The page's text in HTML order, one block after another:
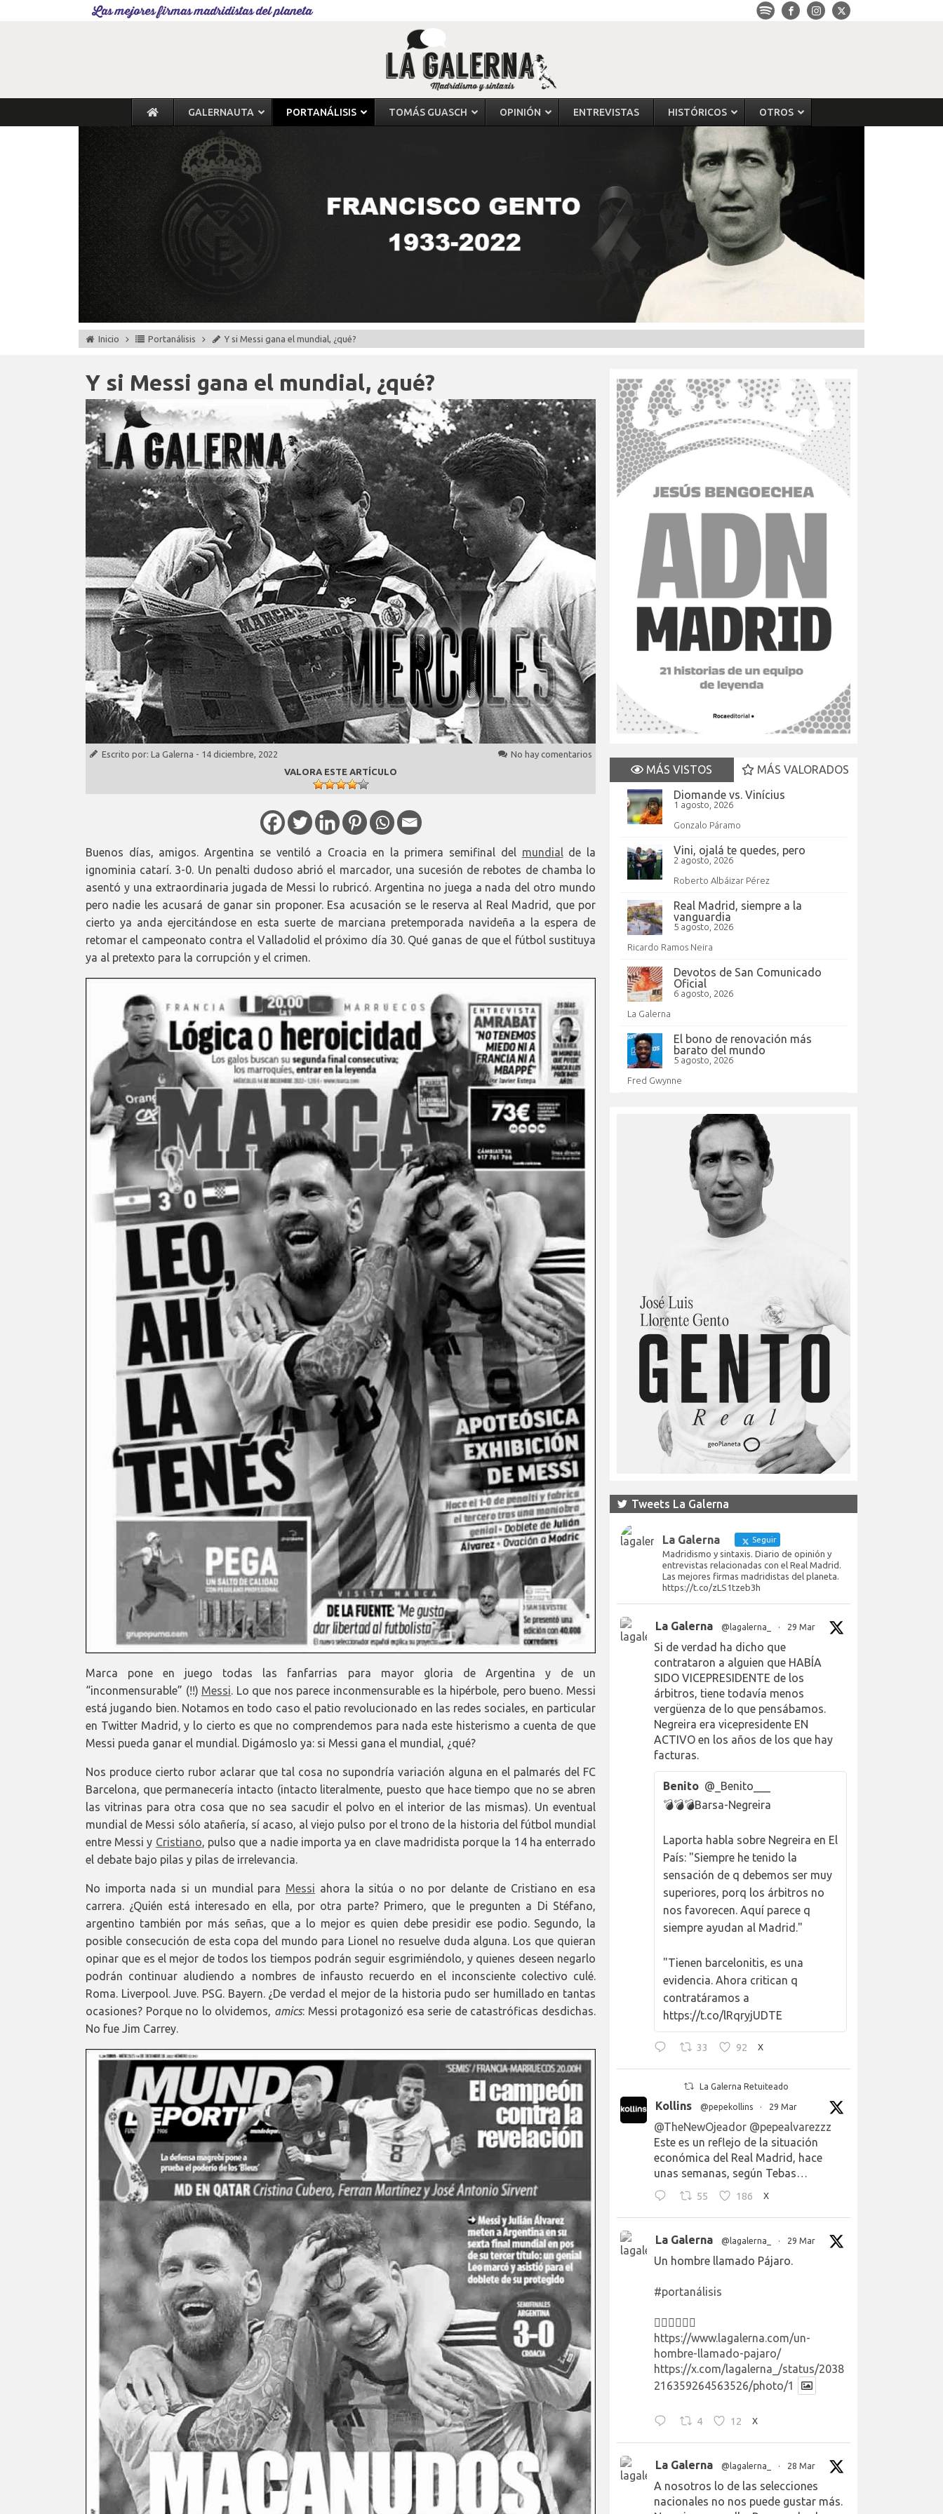
Las mejores firmas madridistas del planeta
GALERNAUTA PORTANÁLISIS TOMÁS GUASCH OPINIÓN ENTREVISTAS HISTÓRICOS OTROS
Inicio Portanálisis Y si Messi gana el mundial, ¿qué?
Y si Messi gana el mundial, ¿qué?
Escrito por: La Galerna - 14 diciembre, 2022
No hay comentarios
VALORA ESTE ARTÍCULO
Buenos días, amigos. Argentina se ventiló a Croacia en la primera semifinal del mundialde la
ignominia catarí. 3-0. Un penalti dudoso abrió el marcador, una sucesión de rebotes de chamba lo
asentó y una extraordinaria jugada de Messi lo rubricó. Argentina no juega a nada del otro mundo
pero nadie les acusará de ganar sin proponer. Esa acusación se le reserva al Real Madrid, que por
cierto ya anda ejercitándose en esta suerte de marciana pretemporada navideña a la espera de
retomar el campeonato contra el Valladolid el próximo día 30. Qué ganas de que el fútbol sustituya
ya al pretexto para la corrupción y el crimen.
Marca pone en juego todas las fanfarrias para mayor gloria de Argentina y de un
“inconmensurable” (!!) Messi. Lo que nos parece inconmensurable es la hipérbole, pero bueno. Messi
está jugando bien. Notamos en todo caso el patio revolucionado en las redes sociales, en particular
en Twitter Madrid, y lo cierto es que no comprendemos para nada este histerismo a cuenta de que
Messi pueda ganar el mundial. Digámoslo ya: si Messi gana el mundial, ¿qué?
Nos produce cierto rubor aclarar que tal cosa no supondría variación alguna en el palmarés del FC
Barcelona, que permanecería intacto (intacto literalmente, puesto que hace tiempo que no se abren
las vitrinas para otra cosa que no sea sacudir el polvo en el interior de las mismas). Un eventual
mundial de Messi sólo atañería, sí acaso, al viejo pulso por el trono de la historia del fútbol mundial
entre Messi y Cristiano, pulso que a nadie importa ya en clave madridista porque la 14 ha enterrado
el debate bajo pilas y pilas de irrelevancia.
No importa nada si un mundial para Messi ahora la sitúa o no por delante de Cristiano en esa
carrera. ¿Quién está interesado en ella, por otra parte? Primero, que le pregunten a Di Stéfano,
argentino también por más señas, que a lo mejor es quien debe presidir ese podio. Segundo, la
posible consecución de esta copa del mundo para Lionel no resuelve duda alguna. Los que quieran
opinar que es el mejor de todos los tiempos podrán seguir esgrimiéndolo, y quienes deseen negarlo
podrán continuar aludiendo a nombres de infausto recuerdo en el inconsciente colectivo culé.
Roma. Liverpool. Juve. PSG. Bayern. ¿De verdad el mejor de la historia pudo ser humillado en tantas
ocasiones? Porque no lo olvidemos, amics: Messi protagonizó esa serie de catastróficas desdichas.
No fue Jim Carrey.
MÁS VISTOS
MÁS VALORADOS
Diomande vs. Vinícius
1 agosto, 2026
Gonzalo Páramo
Vini, ojalá te quedes, pero
2 agosto, 2026
Roberto Albáizar Pérez
Real Madrid, siempre a la
vanguardia
5 agosto, 2026
Ricardo Ramos Neira
Devotos de San Comunicado
Oficial
6 agosto, 2026
La Galerna
El bono de renovación más
barato del mundo
5 agosto, 2026
Fred Gwynne
Tweets La Galerna
La Galerna Seguir
Madridismo y sintaxis. Diario de opinión y
entrevistas relacionadas con el Real Madrid.
Las mejores firmas madridistas del planeta.
https://t.co/zLS1tzeb3h
La Galerna @lagalerna_ · 29 Mar
Si de verdad ha dicho que
contrataron a alguien que HABÍA
SIDO VICEPRESIDENTE de los
árbitros, tiene todavía menos
vergüenza de lo que pensábamos.
Negreira era vicepresidente EN
ACTIVO en los años de los que hay
facturas.
Benito @_Benito___
💣💣💣Barsa-Negreira
Laporta habla sobre Negreira en El
País: "Siempre he tenido la
sensación de q debemos ser muy
superiores, porq los árbitros no
nos favorecen. Aquí parece q
siempre ayudan al Madrid."
"Tienen barcelonitis, es una
evidencia. Ahora critican q
contratáramos a
https://t.co/lRqryjUDTE
33 92 X
La Galerna Retuiteado
Kollins @pepekollins · 29 Mar
@TheNewOjeador @pepealvarezzz
Este es un reflejo de la situación
económica del Real Madrid, hace
unas semanas, según Tebas…
55 186 X
La Galerna @lagalerna_ · 29 Mar
Un hombre llamado Pájaro.
#portanálisis
👉🏻👉🏻👉🏻
https://www.lagalerna.com/un-
hombre-llamado-pajaro/
https://x.com/lagalerna_/status/2038
216359264563526/photo/1
4 12 X
La Galerna @lagalerna_ · 28 Mar
A nosotros lo de las selecciones
nacionales no nos puede gustar más.